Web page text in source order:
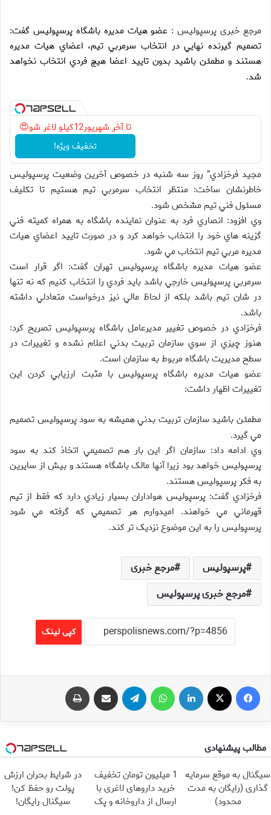
مرجع خبری پرسپولیس : عضو هيات مديره باشگاه پرسپوليس گفت:
تصميم گيرنده نهايي در انتخاب سرمربي تيم، اعضاي هيات مديره
هستند و مطمئن باشيد بدون تاييد اعضا هيچ فردي انتخاب نخواهد
شد.
تا آخر شهریور12کیلو لاغر شو😍
تخفیف ویژه!
مجيد فرخزادي” روز سه شنبه در خصوص آخرين وضعيت پرسپوليس
خاطرنشان ساخت: منتظر انتخاب سرمربي تيم هستيم تا تکليف
مسئول فني تيم مشخص شود.
وي افزود: انصاري فرد به عنوان نماينده باشگاه به همراه کميته فني
گزينه هاي خود را انتخاب خواهد کرد و در صورت تاييد اعضاي هيات
مديره مربي تيم انتخاب مي شود.
عضو هيات مديره باشگاه پرسپوليس تهران گفت: اگر قرار است
سرمربي پرسپوليس خارجي باشد بايد فردي را انتخاب کنيم که نه تنها
در شان تيم باشد بلکه از لحاظ مالي نيز درخواست متعادلي داشته
باشد.
فرخزادي در خصوص تغيير مديرعامل باشگاه پرسپوليس تصريح کرد:
هنوز چيزي از سوي سازمان تربيت بدني اعلام نشده و تغييرات در
سطح مديريت باشگاه مربوط به سازمان است.
عضو هيات مديره باشگاه پرسپوليس با مثبت ارزيابي کردن اين
تغييرات اظهار داشت:
مطمئن باشيد سازمان تربيت بدني هميشه به سود پرسپوليس تصميم
مي گيرد.
وي ادامه داد: سازمان اگر اين بار هم تصميمي اتخاذ کند به سود
پرسپوليس خواهد بود زيرا آنها مالک باشگاه هستند و بيش از سايرين
به فکر پرسپوليس هستند.
فرخزادي گفت: پرسپوليس هواداران بسيار زيادي دارد که فقط از تيم
قهرماني مي خواهند. اميدوارم هر تصميمي که گرفته مي شود
پرسپوليس را به اين موضوع نزديک تر کند.
پرسپولیس
مرجع خبری
مرجع خبری پرسپولیس
کپی لینک
فیس بوک لینکدین تلگرام اشتراک گذاری از طریق ایمیل
مطالب پیشنهادی
سیگنال به موقع سرمایه
گذاری (رایگان به مدت
محدود)
1 میلیون تومان تخفیف
خرید داروهای لاغری با
ارسال از داروخانه و پک
در شرایط بحران ارزش
پولت رو حفظ کن!
سیگنال رایگان!